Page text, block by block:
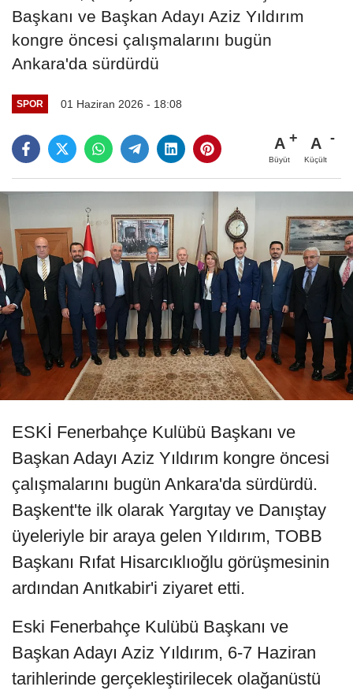
Başkanı ve Başkan Adayı Aziz Yıldırım
kongre öncesi çalışmalarını bugün
Ankara'da sürdürdü
SPOR 01 Haziran 2026 - 18:08
A
Büyüt
A
Küçült
ESKİ Fenerbahçe Kulübü Başkanı ve
Başkan Adayı Aziz Yıldırım kongre öncesi
çalışmalarını bugün Ankara'da sürdürdü.
Başkent'te ilk olarak Yargıtay ve Danıştay
üyeleriyle bir araya gelen Yıldırım, TOBB
Başkanı Rıfat Hisarcıklıoğlu görüşmesinin
ardından Anıtkabir'i ziyaret etti.
Eski Fenerbahçe Kulübü Başkanı ve
Başkan Adayı Aziz Yıldırım, 6-7 Haziran
tarihlerinde gerçekleştirilecek olağanüstü